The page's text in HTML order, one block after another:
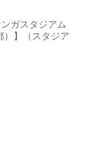
ガスタジアム
）】（スタジア